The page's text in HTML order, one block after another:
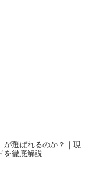
が選ばれるのか？｜現
を徹底解説